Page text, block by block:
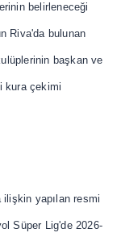
belirleneceği
Riva'da bulunan
başkan ve
kura çekimi
yapılan resmi
Süper Lig'de 2026-